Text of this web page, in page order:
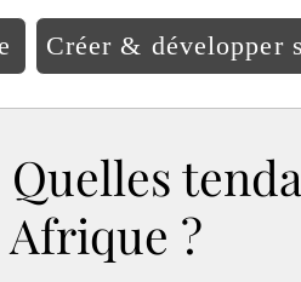
Créer & développer
?